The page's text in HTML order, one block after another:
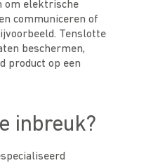
om elektrische
communiceren of
Tenslotte
beschermen,
product op een
inbreuk?